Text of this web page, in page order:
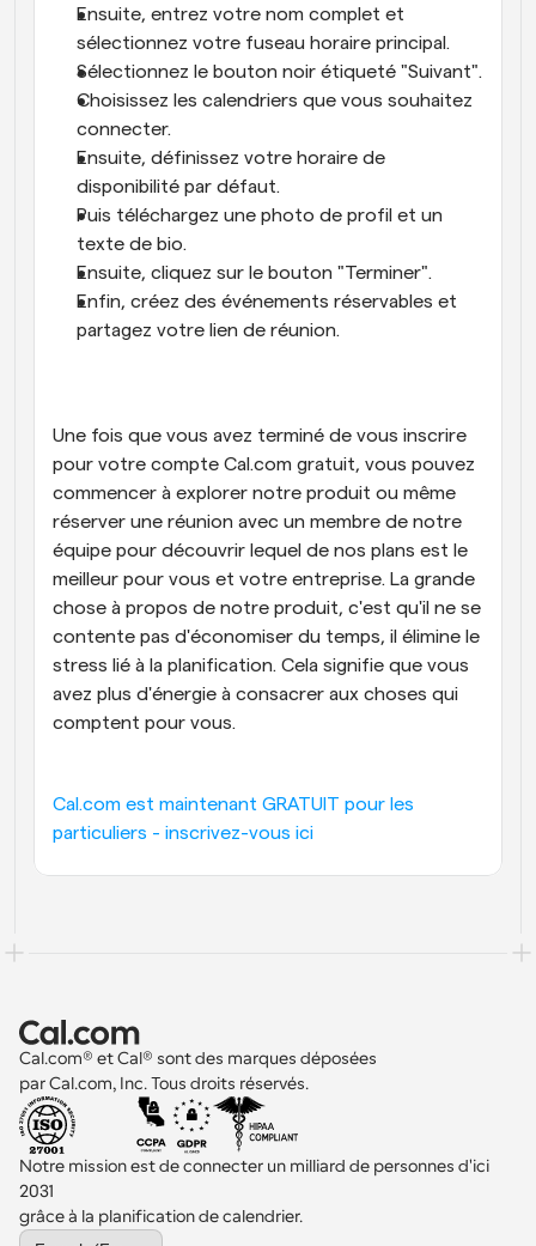
Ensuite, entrez votre nom complet et
sélectionnez votre fuseau horaire principal.
Sélectionnez le bouton noir étiqueté "Suivant".
Choisissez les calendriers que vous souhaitez
connecter.
Ensuite, définissez votre horaire de
disponibilité par défaut.
Puis téléchargez une photo de profil et un
texte de bio.
Ensuite, cliquez sur le bouton "Terminer".
Enfin, créez des événements réservables et
partagez votre lien de réunion.
Une fois que vous avez terminé de vous inscrire
pour votre compte Cal.com gratuit, vous pouvez
commencer à explorer notre produit ou même
réserver une réunion avec un membre de notre
équipe pour découvrir lequel de nos plans est le
meilleur pour vous et votre entreprise. La grande
chose à propos de notre produit, c'est qu'il ne se
contente pas d'économiser du temps, il élimine le
stress lié à la planification. Cela signifie que vous
avez plus d'énergie à consacrer aux choses qui
comptent pour vous.
Cal.com est maintenant GRATUIT pour les
particuliers - inscrivez-vous ici
Cal.com® et Cal® sont des marques déposées
par Cal.com, Inc. Tous droits réservés.
Notre mission est de connecter un milliard de personnes d'ici
2031
grâce à la planification de calendrier.
Select Language